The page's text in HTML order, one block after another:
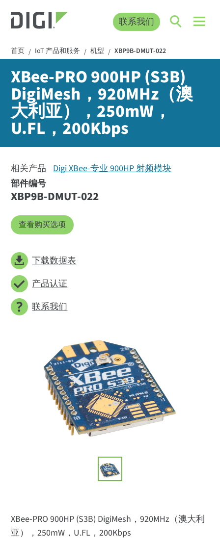
联系我们
首页 / IoT 产品和服务 / 机型 / XBP9B-DMUT-022
XBee-PRO 900HP (S3B)
DigiMesh，920MHz（澳
大利亚），250mW，
U.FL，200Kbps
相关产品
Digi XBee-专业 900HP 射频模块
部件编号
XBP9B-DMUT-022
查看购买选项
下载数据表
产品认证
联系我们
XBee-PRO 900HP (S3B) DigiMesh，920MHz（澳大利
亚），250mW，U.FL，200Kbps